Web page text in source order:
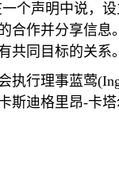
个声明中说，
合作并分享信
共同目标的关系
执行理事蓝莺
斯迪格里昂-卡塔